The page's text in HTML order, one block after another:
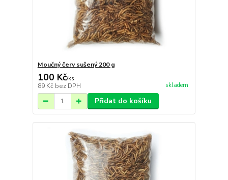
Moučný červ sušený 200 g
100 Kč/ks
89 Kč bez DPH skladem
Přidat do košíku